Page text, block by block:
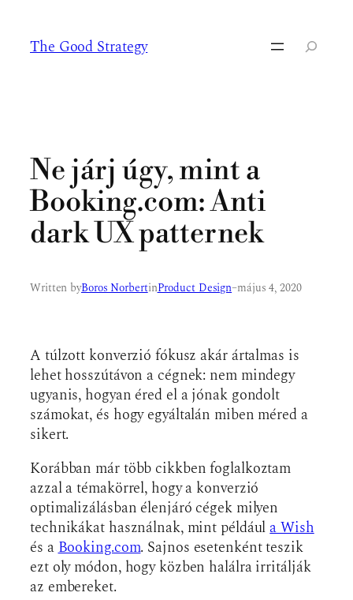
tartalomhoz
The Good Strategy Keresés
Ne járj úgy, mint a
Booking.com: Anti
dark UX patternek
Written byBoros NorbertinProduct Design–május 4, 2020
A túlzott konverzió fókusz akár ártalmas is
lehet hosszútávon a cégnek: nem mindegy
ugyanis, hogyan éred el a jónak gondolt
számokat, és hogy egyáltalán miben méred a
sikert.
Korábban már több cikkben foglalkoztam
azzal a témakörrel, hogy a konverzió
optimalizálásban élenjáró cégek milyen
technikákat használnak, mint példáula Wish
és aBooking.com. Sajnos esetenként teszik
ezt oly módon, hogy közben halálra irritálják
az embereket.